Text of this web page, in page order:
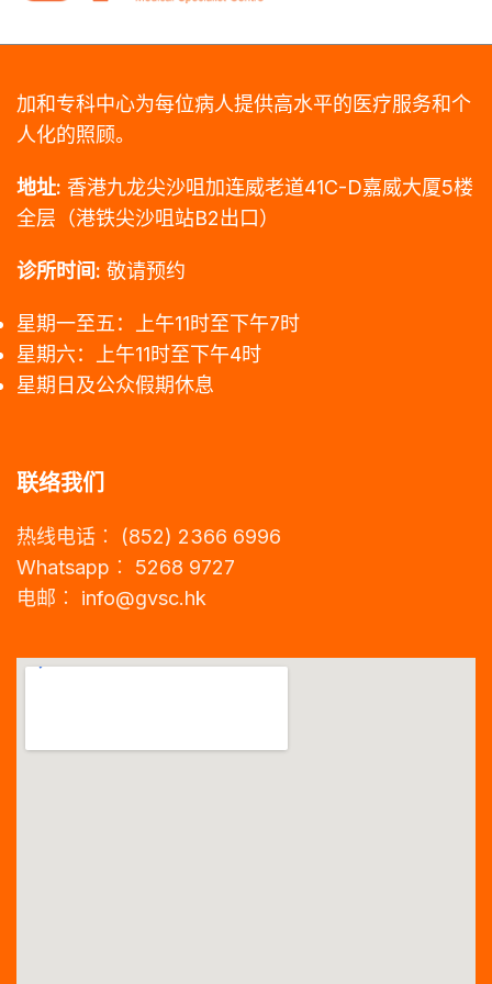
加和专科中心为每位病人提供高水平的医疗服务和个
人化的照顾。
地址: 香港九龙尖沙咀加连威老道41C-D嘉威大厦5楼
全层（港铁尖沙咀站B2出口）
诊所时间: 敬请预约
星期一至五：上午11时至下午7时
星期六：上午11时至下午4时
星期日及公众假期休息
联络我们
热线电话︰ (852) 2366 6996
Whatsapp︰ 5268 9727
电邮︰ info@gvsc.hk